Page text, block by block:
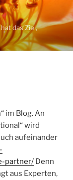
das Ziel,
im Blog. An
wird
aufeinander
partner/ Denn
aus Experten,